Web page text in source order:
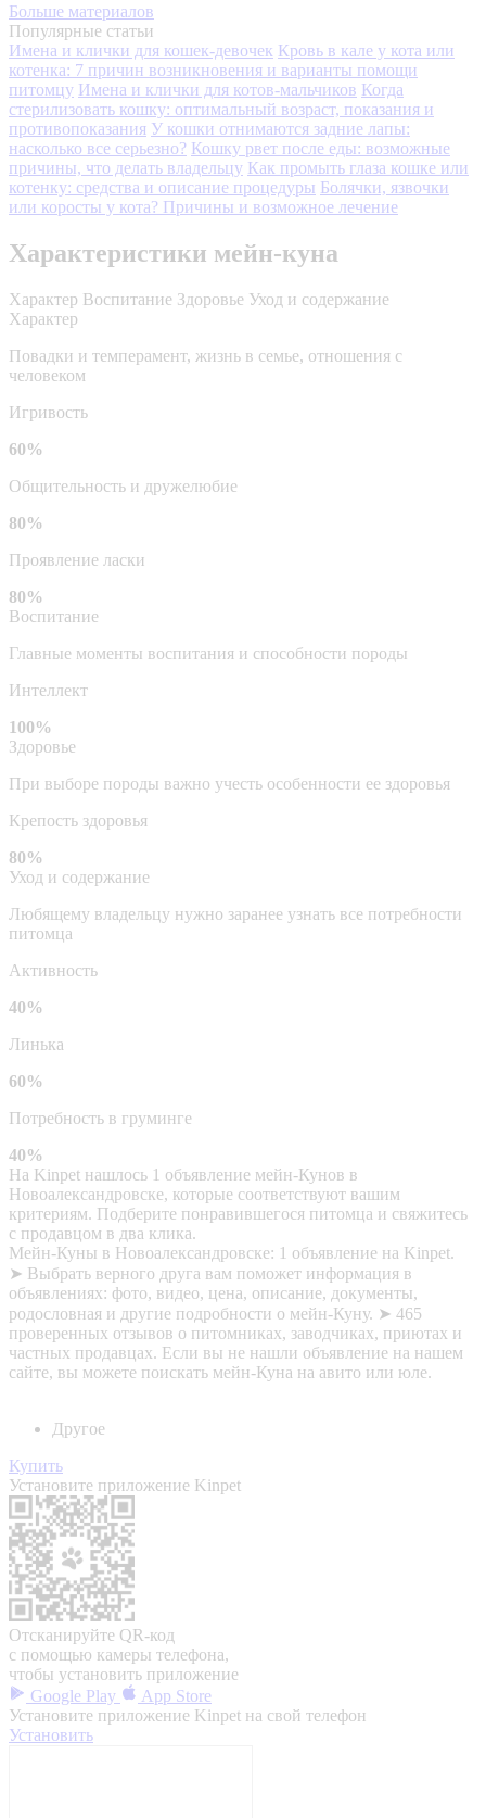
Больше материалов
Популярные статьи
Имена и клички для кошек-девочек Кровь в кале у кота или
котенка: 7 причин возникновения и варианты помощи
питомцу Имена и клички для котов-мальчиков Когда
стерилизовать кошку: оптимальный возраст, показания и
противопоказания У кошки отнимаются задние лапы:
насколько все серьезно? Кошку рвет после еды: возможные
причины, что делать владельцу Как промыть глаза кошке или
котенку: средства и описание процедуры Болячки, язвочки
или коросты у кота? Причины и возможное лечение
Характеристики мейн-куна
Характер Воспитание Здоровье Уход и содержание
Характер
Повадки и темперамент, жизнь в семье, отношения с
человеком
Игривость
60%
Общительность и дружелюбие
80%
Проявление ласки
80%
Воспитание
Главные моменты воспитания и способности породы
Интеллект
100%
Здоровье
При выборе породы важно учесть особенности ее здоровья
Крепость здоровья
80%
Уход и содержание
Любящему владельцу нужно заранее узнать все потребности
питомца
Активность
40%
Линька
60%
Потребность в груминге
40%
На Kinpet нашлось 1 объявление мейн-Кунов в
Новоалександровске, которые соответствуют вашим
критериям. Подберите понравившегося питомца и свяжитесь
с продавцом в два клика.
Мейн-Куны в Новоалександровске: 1 объявление на Kinpet.
➤ Выбрать верного друга вам поможет информация в
объявлениях: фото, видео, цена, описание, документы,
родословная и другие подробности о мейн-Куну. ➤ 465
проверенных отзывов о питомниках, заводчиках, приютах и
частных продавцах. Если вы не нашли объявление на нашем
сайте, вы можете поискать мейн-Куна на авито или юле.
Другое
Купить
Установите приложение Kinpet
Отсканируйте QR-код
с помощью камеры телефона,
чтобы установить приложение
Google Play
App Store
Установите приложение Kinpet на свой телефон
Установить